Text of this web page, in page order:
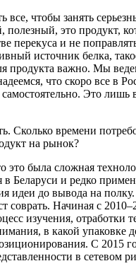
чтобы занять
полезный, это продукт,
перекуса и не
источник белка,
продукта важно. Мы
что скоро все в
Это лишь
Сколько времени
на рынок?
это была сложная
в Беларуси и редко
идеи до вывода на
соврать. Начиная с
изучения, отработки
в какой упаковке
С 2015
в сетевом